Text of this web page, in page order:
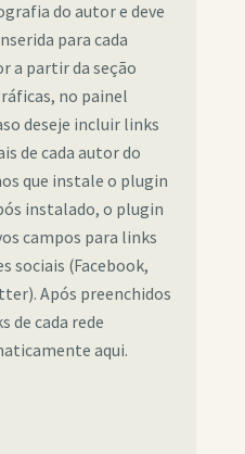
do autor e deve
para cada
a partir da seção
no painel
deseje incluir links
de cada autor do
que instale o plugin
instalado, o plugin
campos para links
sociais (Facebook,
Após preenchidos
de cada rede
aqui.